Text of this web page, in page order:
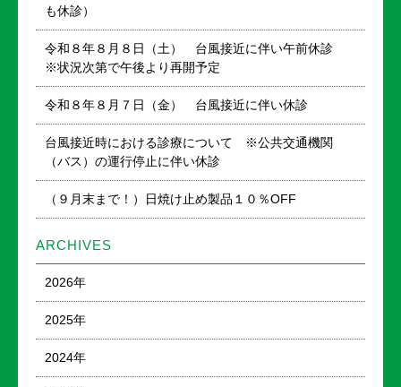
も休診）
令和８年８月８日（土） 台風接近に伴い午前休診
※状況次第で午後より再開予定
令和８年８月７日（金） 台風接近に伴い休診
台風接近時における診療について ※公共交通機関
（バス）の運行停止に伴い休診
（９月末まで！）日焼け止め製品１０％OFF
ARCHIVES
2026年
2025年
2024年